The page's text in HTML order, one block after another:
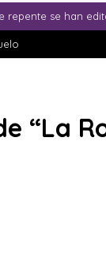
repente se han
“La